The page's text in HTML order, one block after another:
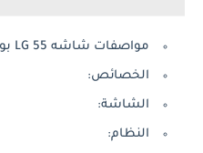
مواصفات شاشه LG 55 بوصة سمارت 4K
الخصائص:
الشاشة:
النظام: